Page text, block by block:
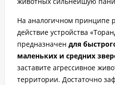
На аналогичном принципе
действие устройства
предназначен для
маленьких и средних
заставите агрессивное
территории. Достаточно